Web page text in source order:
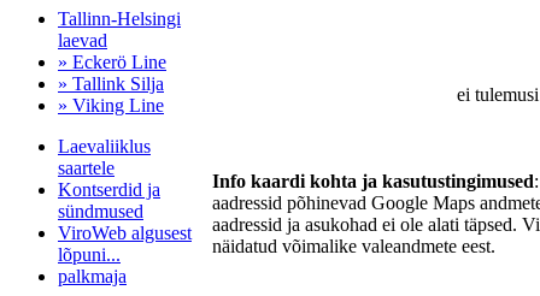
Tallinn-Helsingi
laevad
» Eckerö Line
» Tallink Silja
» Viking Line
Laevaliiklus
saartele
Kontserdid ja
sündmused
ViroWeb algusest
lõpuni...
palkmaja
ei
Info kaardi kohta ja kasutustingimused
aadressid põhinevad Google Maps
aadressid ja asukohad ei ole alati täpsed.
näidatud võimalike valeandmete eest.